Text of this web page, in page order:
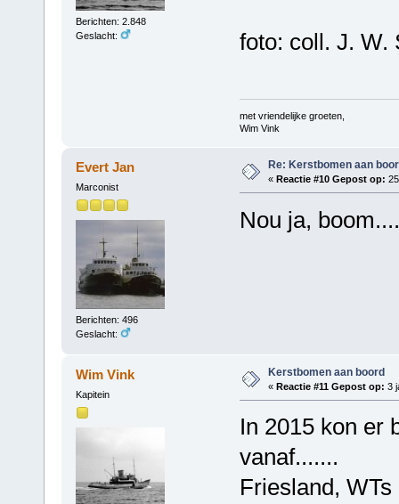
Berichten: 2.848
Geslacht:
foto: coll. J. W.
met vriendelijke groeten,
Wim Vink
Evert Jan
Marconist
Berichten: 496
Geslacht:
Re: Kerstbomen aan
« Reactie #10 Gepost op:
Nou ja,
Wim Vink
Kapitein
Kerstbomen aan boord
« Reactie #11 Gepost op: 3
In 2015 kon er
vanaf.......
Friesland,